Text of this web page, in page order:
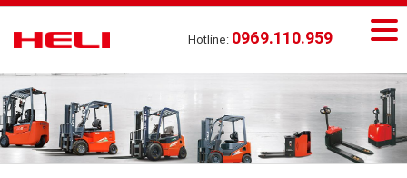
Hotline: 0969.110.959